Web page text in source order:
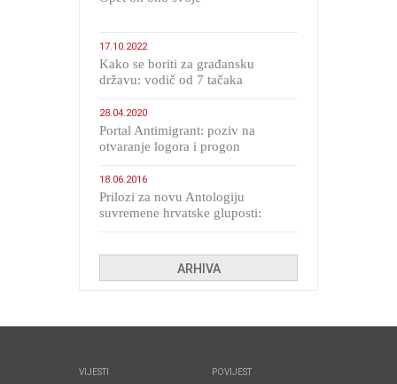
17.10.2022
Kako se boriti za građansku
državu: vodič od 7 tačaka
28.04.2020
Portal Antimigrant: poziv na
otvaranje logora i progon
18.06.2016
Prilozi za novu Antologiju
suvremene hrvatske gluposti:
ARHIVA
VIJESTI POVIJEST